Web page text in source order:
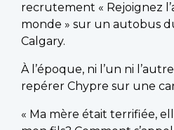
recrutement « Rejoignez
monde » sur un autobus
Calgary.
À l’époque, ni l’un ni
repérer Chypre sur une
« Ma mère était terrifiée,